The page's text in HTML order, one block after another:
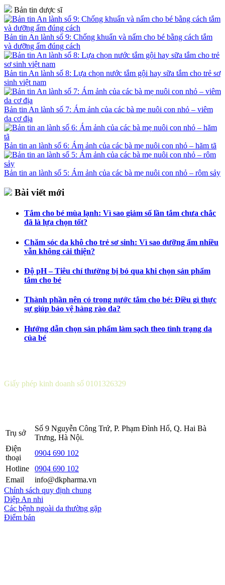
Bản tin dược sĩ
Bản tin An lành số 9: Chống khuẩn và nấm cho bé bằng cách tắm
và dưỡng ẩm đúng cách
Bản tin An lành số 8: Lựa chọn nước tắm gội hay sữa tắm cho trẻ sơ
sinh việt nam
Bản tin An lành số 7: Ám ảnh của các bà mẹ nuôi con nhỏ – viêm
da cơ địa
Bản tin an lành số 6: Ám ảnh của các bà mẹ nuôi con nhỏ – hăm tã
Bản tin an lành số 5: Ám ảnh của các bà mẹ nuôi con nhỏ – rôm sảy
Bài viết mới
Tắm cho bé mùa lạnh: Vì sao giảm số lần tắm chưa chắc
đã là lựa chọn tốt?
Chăm sóc da khô cho trẻ sơ sinh: Vì sao dưỡng ẩm nhiều
vẫn không cải thiện?
Độ pH – Tiêu chí thường bị bỏ qua khi chọn sản phẩm
tắm cho bé
Thành phần nên có trong nước tắm cho bé: Điều gì thực
sự giúp bảo vệ hàng rào da?
Hướng dẫn chọn sản phẩm làm sạch theo tình trạng da
của bé
Giấy phép kinh doanh số 0101326329
Trụ sở
Số 9 Nguyễn Công Trứ, P. Phạm Đình Hổ, Q. Hai Bà
Trưng, Hà Nội.
Điện
thoại
0904 690 102
Hotline
0904 690 102
Email
info@dkpharma.vn
Chính sách quy định chung
Diệp An nhi
Các bệnh ngoài da thường gặp
Điểm bán